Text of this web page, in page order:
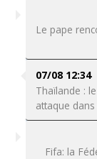
Le pape
07/08 12:34
Thaïlande :
attaque
Fifa: la